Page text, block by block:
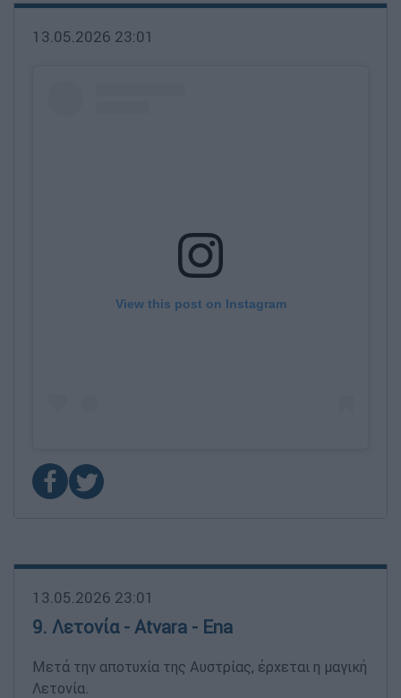
13.05.2026 23:01
View this post on Instagram
13.05.2026 23:01
9. Λετονία - Atvara - Ena
Μετά την αποτυχία της Αυστρίας, έρχεται η μαγική
Λετονία.